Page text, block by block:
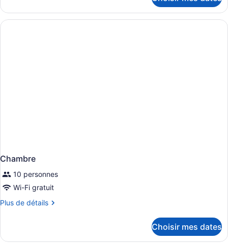
Chambre
Chambre
10 personnes
Wi-Fi gratuit
Plus de détails
Plus
Chambre
Choisir mes dates